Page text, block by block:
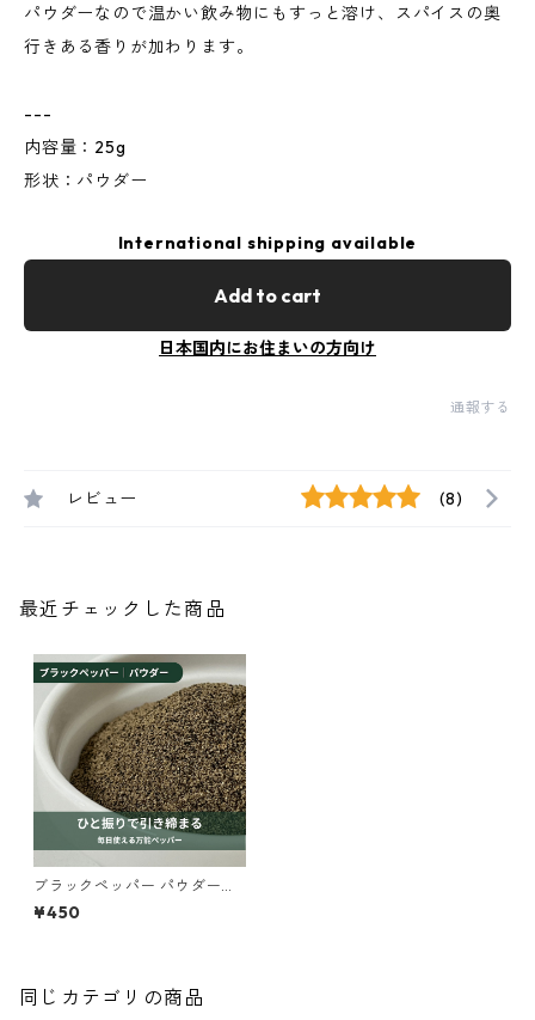
パウダーなので温かい飲み物にもすっと溶け、スパイスの奥
行きある香りが加わります。
---
内容量：25g
形状：パウダー
International shipping available
Add to cart
日本国内にお住まいの方向け
通報する
レビュー (8)
最近チェックした商品
ブラックペッパー パウダー 2
5g【オーガニック】
¥450
同じカテゴリの商品